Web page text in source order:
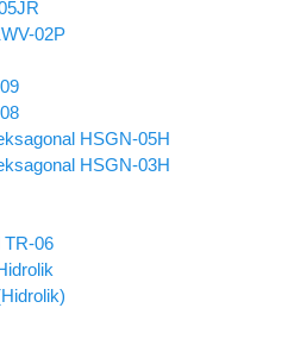
02P
HSGN-05H
HSGN-03H
TR-06